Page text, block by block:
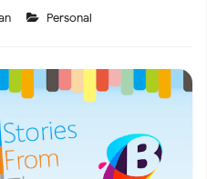
Vivian Maier
Aku Enggak Pernah
Personal